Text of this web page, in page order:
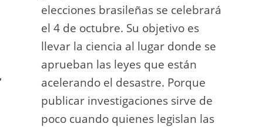
elecciones brasileñas se celebrará
el 4 de octubre. Su objetivo es
llevar la ciencia al lugar donde se
aprueban las leyes que están
acelerando el desastre. Porque
publicar investigaciones sirve de
poco cuando quienes legislan las